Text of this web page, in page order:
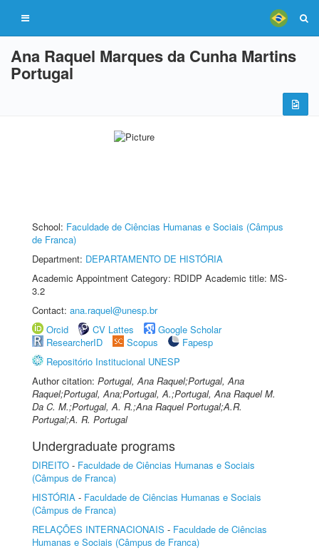
Ana Raquel Marques da Cunha Martins
Portugal
School: Faculdade de Ciências Humanas e Sociais (Câmpus
de Franca)
Department: DEPARTAMENTO DE HISTÓRIA
Academic Appointment Category: RDIDP Academic title: MS-
3.2
Contact: ana.raquel@unesp.br
Orcid
CV Lattes
Google Scholar
ResearcherID
Scopus
Fapesp
Repositório Institucional UNESP
Author citation: Portugal, Ana Raquel;Portugal, Ana
Raquel;Portugal, Ana;Portugal, A.;Portugal, Ana Raquel M.
Da C. M.;Portugal, A. R.;Ana Raquel Portugal;A.R.
Portugal;A. R. Portugal
Undergraduate programs
DIREITO - Faculdade de Ciências Humanas e Sociais
(Câmpus de Franca)
HISTÓRIA - Faculdade de Ciências Humanas e Sociais
(Câmpus de Franca)
RELAÇÕES INTERNACIONAIS - Faculdade de Ciências
Humanas e Sociais (Câmpus de Franca)